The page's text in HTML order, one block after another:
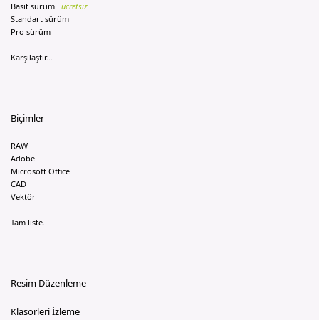
Basit sürüm ücretsiz
Standart sürüm
Pro sürüm
Karşılaştır...
Biçimler
RAW
Adobe
Microsoft Office
CAD
Vektör
Tam liste...
Resim Düzenleme
Klasörleri İzleme